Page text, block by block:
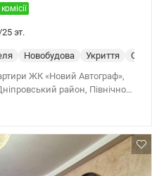
эт.
Новобудова Укриття
ЖК «Новий Автограф»,
район, Північно-
на 5 поверсі 26-ти
– після будівельників,
Чудово підійде для